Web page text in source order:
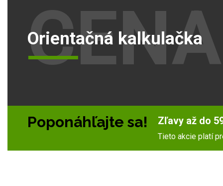
CENA
Orientačná kalkulačka
Poponáhľajte sa! Zľavy až do
Tieto akcie platí